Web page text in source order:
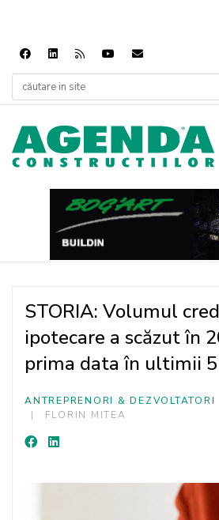
STORIA: Volumul
ipotecare a scăzut în
prima data în ultimii
ANTREPRENORI & DEZVOLTATORI
FLORIN MITEA